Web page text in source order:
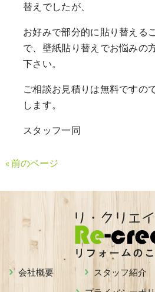
替えでしたが、
お好みで部分的に貼り替える
で、壁紙貼り替えでお悩みの
下さい。
ご相談お見積りは無料ですの
します。
スタッフ一同
« 前のページ
会社概要 スタッフ紹介